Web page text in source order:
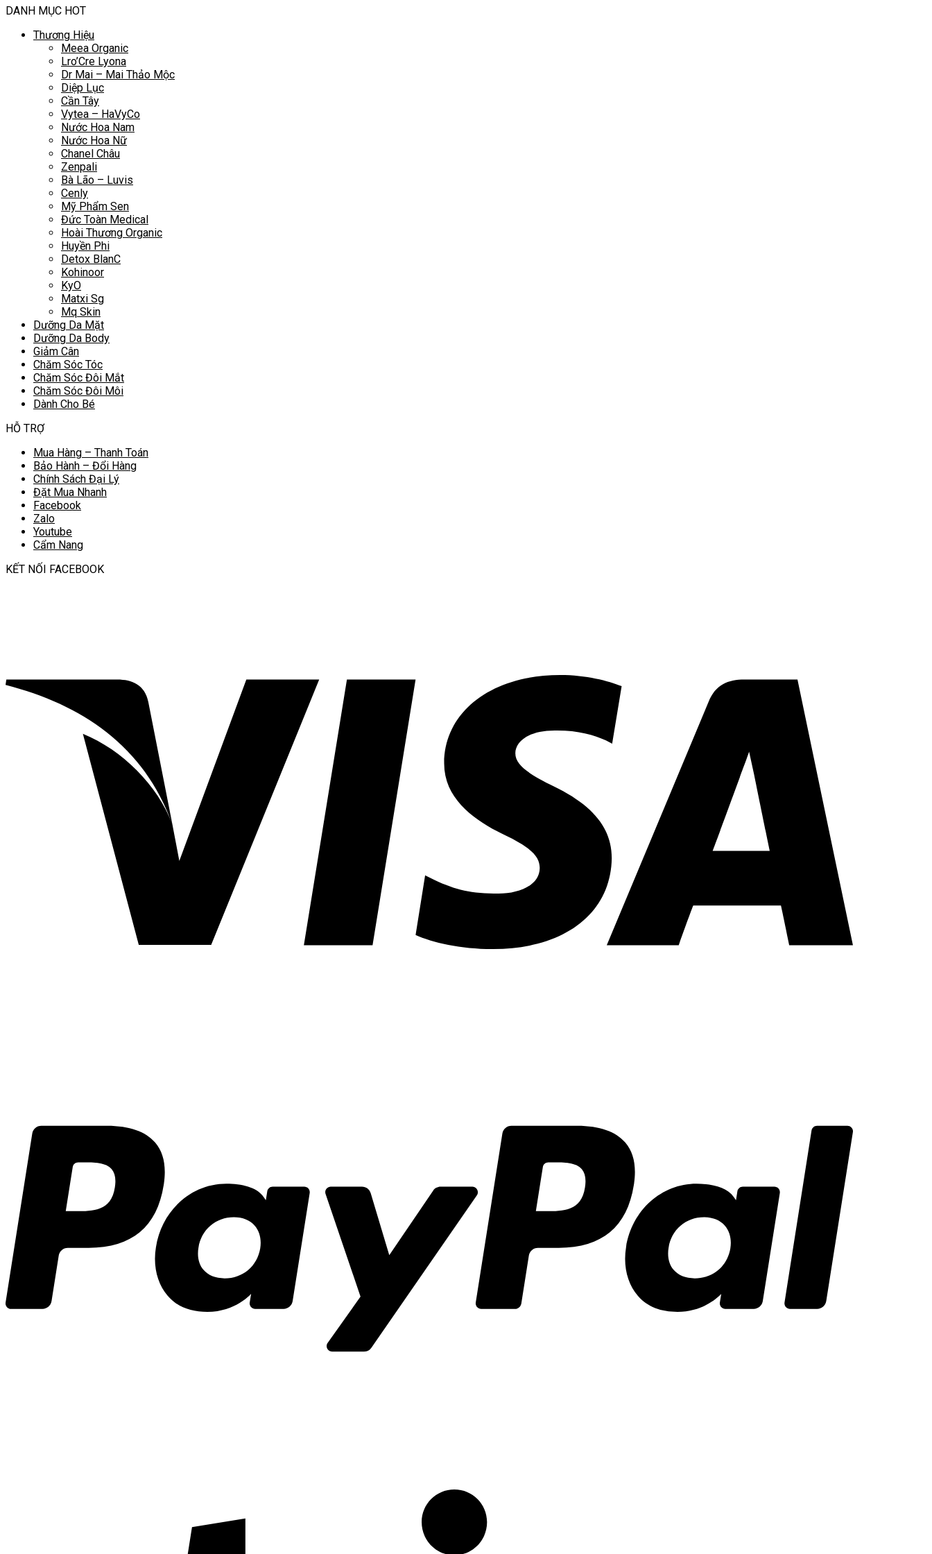
DANH MỤC HOT
Thương Hiệu
Meea Organic
Lro’Cre Lyona
Dr Mai – Mai Thảo Mộc
Diệp Lục
Cần Tây
Vytea – HaVyCo
Nước Hoa Nam
Nước Hoa Nữ
Chanel Châu
Zenpali
Bà Lão – Luvis
Cenly
Mỹ Phẩm Sen
Đức Toàn Medical
Hoài Thương Organic
Huyền Phi
Detox BlanC
Kohinoor
KyO
Matxi Sg
Mq Skin
Dưỡng Da Mặt
Dưỡng Da Body
Giảm Cân
Chăm Sóc Tóc
Chăm Sóc Đôi Mắt
Chăm Sóc Đôi Môi
Dành Cho Bé
HỖ TRỢ
Mua Hàng – Thanh Toán
Bảo Hành – Đổi Hàng
Chính Sách Đại Lý
Đặt Mua Nhanh
Facebook
Zalo
Youtube
Cẩm Nang
KẾT NỐI FACEBOOK